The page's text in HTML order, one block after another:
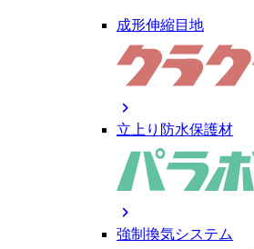
成形伸縮目地
chevron_right
立上り防水保護材
chevron_right
強制換気システム